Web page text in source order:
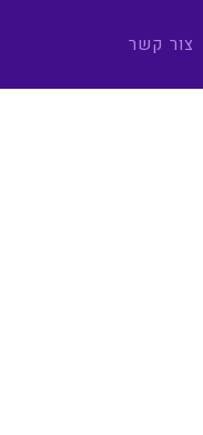
צור קשר